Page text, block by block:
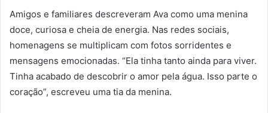
Amigos e familiares descreveram Ava como uma menina
doce, curiosa e cheia de energia. Nas redes sociais,
homenagens se multiplicam com fotos sorridentes e
mensagens emocionadas. “Ela tinha tanto ainda para viver.
Tinha acabado de descobrir o amor pela água. Isso parte o
coração”, escreveu uma tia da menina.